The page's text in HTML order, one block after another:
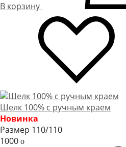
В корзину
Шелк 100% с ручным краем
Новинка
Размер 110/110
1000 o